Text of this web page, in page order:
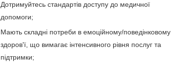
Дотримуйтесь стандартів доступу до медичної
допомоги;
Мають складні потреби в емоційному/поведінковому
здоров'ї, що вимагає інтенсивного рівня послуг та
підтримки;